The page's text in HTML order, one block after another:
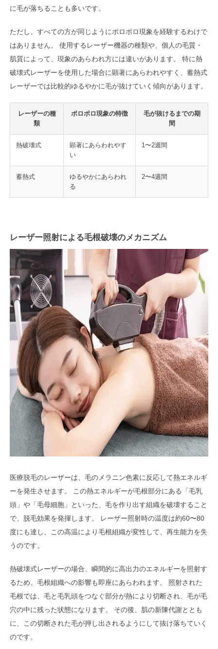
に毛が落ちることも多いです。
ただし、すべての方が同じようにポロポロ現象を経験するわけで
はありません。 使用するレーザー機器の種類や、個人の毛質・
肌質によって、現象のあらわれ方には違いがあります。 特に熱
破壊式レーザーを使用した場合に顕著にあらわれやすく、蓄熱式
レーザーでは比較的ゆるやかに毛が抜けていく傾向があります。
レーザーの種
類
ポロポロ現象の特徴
毛が抜けるまでの期
間
熱破壊式
顕著にあらわれやす
い
1〜2週間
蓄熱式
ゆるやかにあらわれ
る
2〜4週間
レーザー照射による毛根破壊のメカニズム
医療脱毛のレーザーは、毛のメラニン色素に反応して熱エネルギ
ーを発生させます。 この熱エネルギーが毛根部分にある「毛乳
頭」や「毛母細胞」といった、毛を作り出す組織を破壊すること
で、脱毛効果を発揮します。 レーザー照射時の温度は約60〜80
度にも達し、この高温により毛根組織が変性して、再生能力を失
うのです。
熱破壊式レーザーの場合、瞬間的に高出力のエネルギーを照射す
るため、毛根組織への影響も即座にあらわれます。 照射された
毛根では、毛と毛乳頭をつなぐ部分が熱により切断され、毛が毛
穴の中に残った状態になります。 その後、肌の新陳代謝ととも
に、この切断された毛が押し出されるようにして抜け落ちていく
のです。